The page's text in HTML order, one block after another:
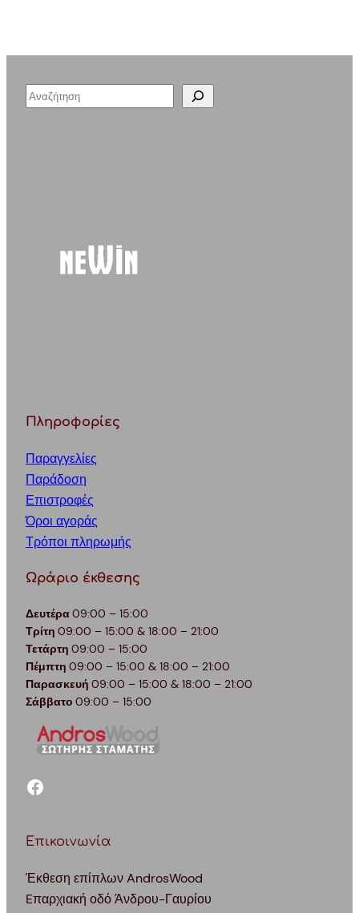
S
Πληροφορίες
Παραγγελίες
Παράδοση
Επιστροφές
Όροι αγοράς
Τρόποι πληρωμής
Ωράριο έκθεσης
Δευτέρα09:00 – 15:00
Τρίτη 09:00 – 15:00 & 18:00 – 21:00
Τετάρτη 09:00 – 15:00
Πέμπτη 09:00 – 15:00 & 18:00 – 21:00
Παρασκευή 09:00 – 15:00 & 18:00 – 21:00
Σάββατο 09:00 – 15:00
facebook
Επικοινωνία
Έκθεση επίπλων AndrosWood
Eπαρχιακή οδό Άνδρου-Γαυρίου